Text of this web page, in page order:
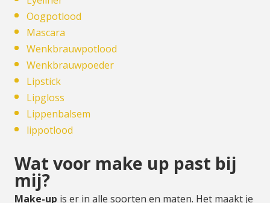
Oogpotlood
Mascara
Wenkbrauwpotlood
Wenkbrauwpoeder
Lipstick
Lipgloss
Lippenbalsem
lippotlood
Wat voor make up past bij
mij?
Make-up is er in alle soorten en maten. Het maakt je